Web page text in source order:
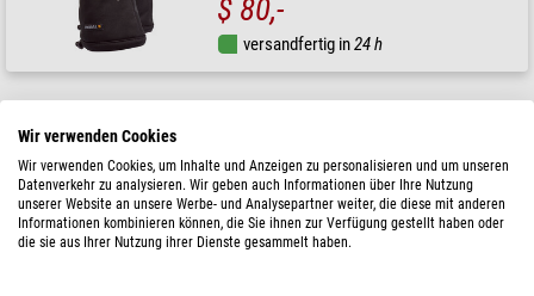
$ 80,-
versandfertig in24 h
Wir verwenden Cookies
Wir verwenden Cookies, um Inhalte und Anzeigen zu personalisieren und um unseren
Datenverkehr zu analysieren. Wir geben auch Informationen über Ihre Nutzung
unserer Website an unsere Werbe- und Analysepartner weiter, die diese mit anderen
Informationen kombinieren können, die Sie ihnen zur Verfügung gestellt haben oder
die sie aus Ihrer Nutzung ihrer Dienste gesammelt haben.